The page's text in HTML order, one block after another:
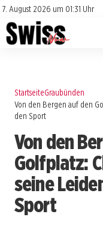
7. August 2026 um 01:31 Uhr
Impressum
Datenschutz
Jobs
Events
StartseiteGraubünden
Von den Bergen auf den
den Sport
Von den
Golfplatz:
seine
Sport